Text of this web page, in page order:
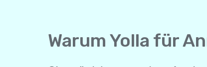
Warum Yolla für